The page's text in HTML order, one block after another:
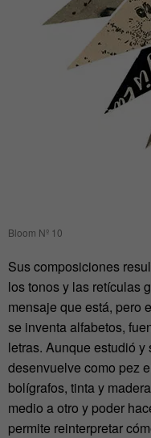
Bloom Nº 10
Sus composiciones
los tonos y las retículas
mensaje que está, pero
se inventa alfabetos,
letras. Aunque estudió y
desenvuelve como pez
bolígrafos, tinta y
medio a otro y poder
permite reinterpretar